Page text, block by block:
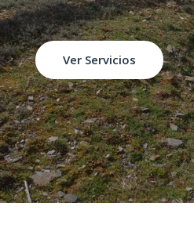
Ver Servicios